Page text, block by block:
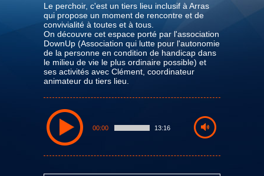
Le perchoir, c'est un tiers lieu inclusif à Arras
qui propose un moment de rencontre et de
convivialité à toutes et à tous.
On découvre cet espace porté par l'association
DownUp (Association qui lutte pour l'autonomie
de la personne en condition de handicap dans
le milieu de vie le plus ordinaire possible) et
ses activités avec Clément, coordinateur
animateur du tiers lieu.
00:00 13:16